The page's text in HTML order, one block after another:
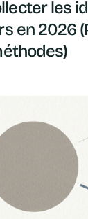
les
en 2026